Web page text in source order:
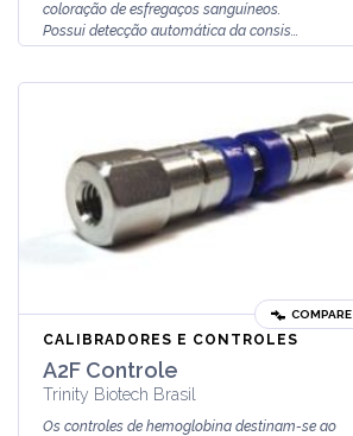
coloração de esfregaços sanguíneos.
Possui detecção automática da consis...
COMPARE
CALIBRADORES E CONTROLES
A2F Controle
Trinity Biotech Brasil
Os controles de hemoglobina destinam-se ao